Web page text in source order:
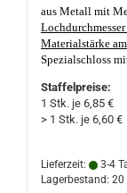
aus Metall mit
Materialstärke
Spezialschloss
Stahlriegel, unten
Kunststoff ist 1x
Keramik
und nicht größer
sollte nicht
Staffelpreise:
1 Stk. je 6,85 €
> 1 Stk. je 6,60 €
Lieferzeit: 3-4
Lagerbestand: